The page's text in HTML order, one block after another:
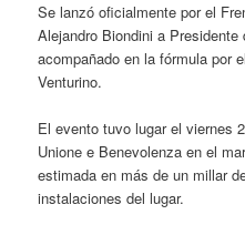
Se lanzó oficialmente por el
Alejandro Biondini a
acompañado en la fórmula por
Venturino.
El evento tuvo lugar el viernes
Unione e Benevolenza en el
estimada en más de un millar
instalaciones del lugar.